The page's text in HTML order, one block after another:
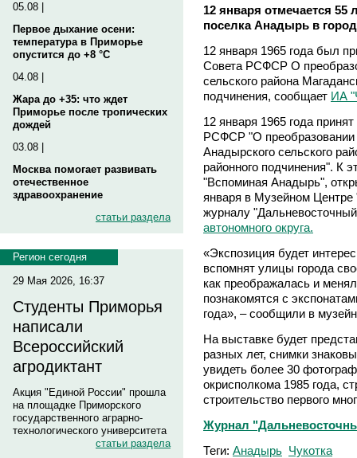
05.08 |
Первое дыхание осени:
температура в Приморье
опустится до +8 °C
04.08 |
Жара до +35: что ждет
Приморье после тропических
дождей
03.08 |
Москва помогает развивать
отечественное
здравоохранение
статьи раздела
Регион сегодня
29 Мая 2026, 16:37
Студенты Приморья
написали
Всероссийский
агродиктант
Акция "Единой России" прошла
на площадке Приморского
государственного аграрно-
технологического университета
статьи раздела
12 января отмечается 55
поселка Анадырь в город
12 января 1965 года был
Совета РСФСР О
сельского района
подчинения, сообщает ИА
12 января 1965 года
РСФСР "О преобразовании
Анадырского сельского
районного подчинения". К
"Вспоминая Анадырь",
января в Музейном
журналу
автономного округа.
«Экспозиция будет
вспомнят улицы города
как преображалась и
познакомятся с
года», – сообщили в
На выставке будет
разных лет, снимки
увидеть более 30
окрисполкома 1985 года,
строительство первого
Журнал
Теги: Анадырь Чукотка